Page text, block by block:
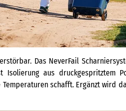
Das NeverFail
Isolierung aus
schafft. Ergänzt wird